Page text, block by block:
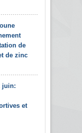
de
de zinc
juin:
et